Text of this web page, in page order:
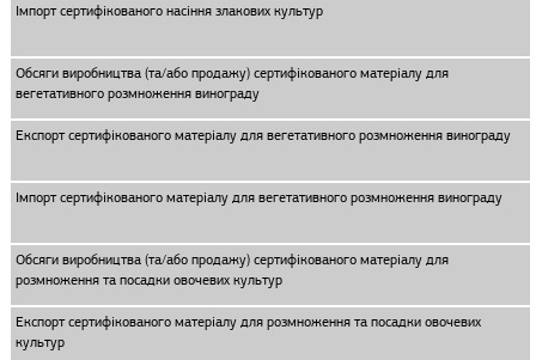
Імпорт сертифікованого насіння злакових культур
Обсяги виробництва (та/або продажу) сертифікованого матеріалу для
вегетативного розмноження винограду
Експорт сертифікованого матеріалу для вегетативного розмноження винограду
Імпорт сертифікованого матеріалу для вегетативного розмноження винограду
Обсяги виробництва (та/або продажу) сертифікованого матеріалу для
розмноження та посадки овочевих культур
Експорт сертифікованого матеріалу для розмноження та посадки овочевих
культур